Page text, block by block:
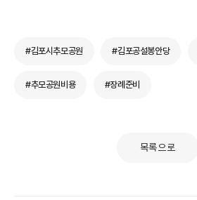
#김포시추모공원 #김포공설봉안당
#추모공원비용 #장례준비
목록으로